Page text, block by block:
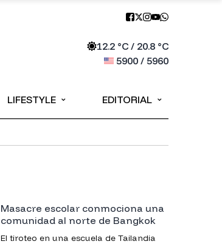
12.2°C / 20.8°C
5900/ 5960
LIFESTYLE ⌄ EDITORIAL ⌄
Masacre escolar conmociona una
comunidad al norte de Bangkok
El tiroteo en una escuela de Tailandia